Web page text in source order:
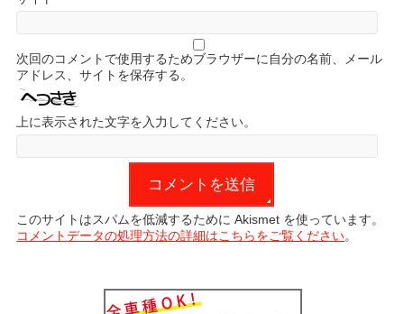
次回のコメントで使用するためブラウザーに自分の名前、メール
アドレス、サイトを保存する。
上に表示された文字を入力してください。
このサイトはスパムを低減するために Akismet を使っています。
コメントデータの処理方法の詳細はこちらをご覧ください。